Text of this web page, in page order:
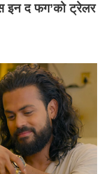
इन द फग’को ट्रेलर